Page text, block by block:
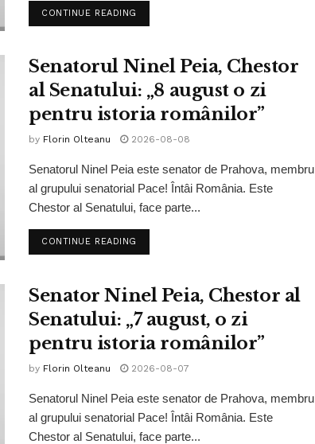
CONTINUE READING
Senatorul Ninel Peia, Chestor
al Senatului: „8 august o zi
pentru istoria românilor”
by Florin Olteanu 2026-08-08
Senatorul Ninel Peia este senator de Prahova, membru
al grupului senatorial Pace! Întâi România. Este
Chestor al Senatului, face parte...
CONTINUE READING
Senator Ninel Peia, Chestor al
Senatului: „7 august, o zi
pentru istoria românilor”
by Florin Olteanu 2026-08-07
Senatorul Ninel Peia este senator de Prahova, membru
al grupului senatorial Pace! Întâi România. Este
Chestor al Senatului, face parte...